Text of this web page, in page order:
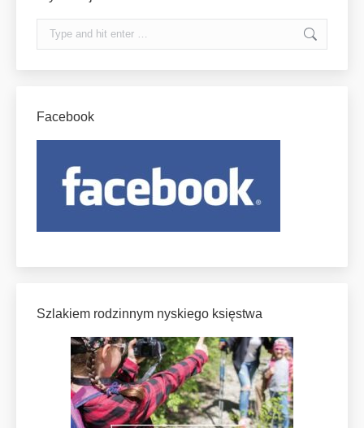
Search:
Facebook
Szlakiem rodzinnym nyskiego księstwa